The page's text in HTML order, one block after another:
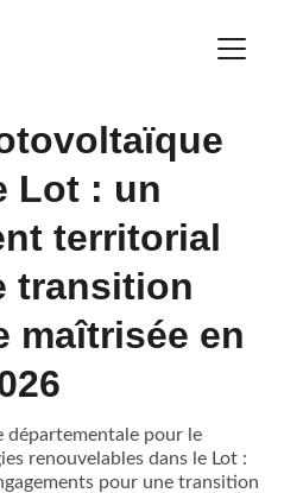
Lot : un
territorial
transition
maîtrisée en
départementale pour le
renouvelables dans le Lot :
pour une transition